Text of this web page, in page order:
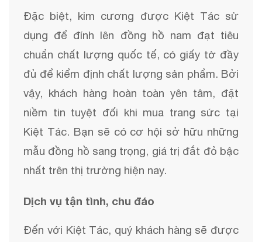
Đặc biệt, kim cương được Kiệt Tác sử
dụng để đính lên đồng hồ nam đạt tiêu
chuẩn chất lượng quốc tế, có giấy tờ đầy
đủ để kiểm định chất lượng sản phẩm. Bởi
vậy, khách hàng hoàn toàn yên tâm, đặt
niềm tin tuyệt đối khi mua trang sức tại
Kiệt Tác. Bạn sẽ có cơ hội sở hữu những
mẫu đồng hồ sang trọng, giá trị đắt đỏ bậc
nhất trên thị trường hiện nay.
Dịch vụ tận tình, chu đáo
Đến với Kiệt Tác, quý khách hàng sẽ được